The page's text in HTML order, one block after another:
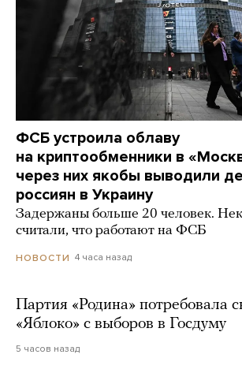
ФСБ устроила облаву
на криптообменники в
через них якобы выводили
россиян в Украину
Задержаны больше 20 человек.
считали, что работают на ФСБ
НОВОСТИ 4 часа назад
Партия «Родина» потребовала
«Яблоко» с выборов в Госдуму
5 часов назад